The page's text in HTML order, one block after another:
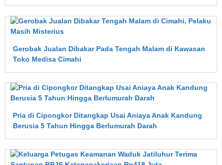
Gerobak Jualan Dibakar Pada Tengah Malam di Kawasan
Toko Medisa Cimahi
Pria di Cipongkor Ditangkap Usai Aniaya Anak Kandung
Berusia 5 Tahun Hingga Berlumurah Darah